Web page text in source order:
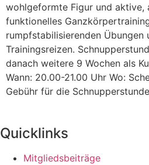
wohlgeformte Figur und aktive,
funktionelles
rumpfstabilisierenden Übungen
Trainingsreizen.
danach weitere 9 Wochen als
Wann: 20.00-21.00 Uhr Wo:
Gebühr für die
Quicklinks
Mitgliedsbeiträge